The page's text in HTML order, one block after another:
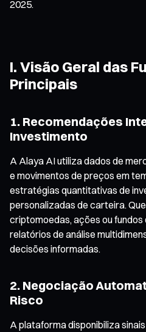
2025.
I. Visão Geral das
Principais
1. Recomendações
Investimento
A Alaya AI utiliza dados de
e movimentos de preços em
estratégias quantitativas de
personalizadas de carteira.
criptomoedas, ações ou fundos
relatórios de análise
decisões informadas.
2. Negociação
Risco
A plataforma disponibiliza